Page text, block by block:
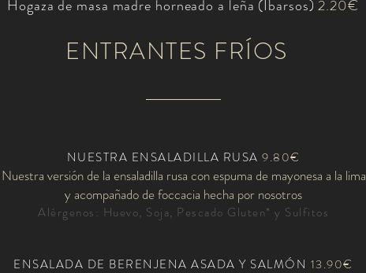
Hogaza de masa madre horneado a leña (Ibarsos) 2.20€
ENTRANTES FRÍOS
NUESTRA ENSALADILLA RUSA 9.80€
Nuestra versión de la ensaladilla rusa con espuma de mayonesa a la lima
y acompañado de foccacia hecha por nosotros
Alérgenos: Huevo, Soja, Pescado Gluten* y Sulfitos​​​​​​​​​​​​​
ENSALADA DE BERENJENA ASADA Y SALMÓN 13.90€